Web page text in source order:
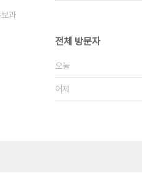
보과
전체 방문자
오늘
어제